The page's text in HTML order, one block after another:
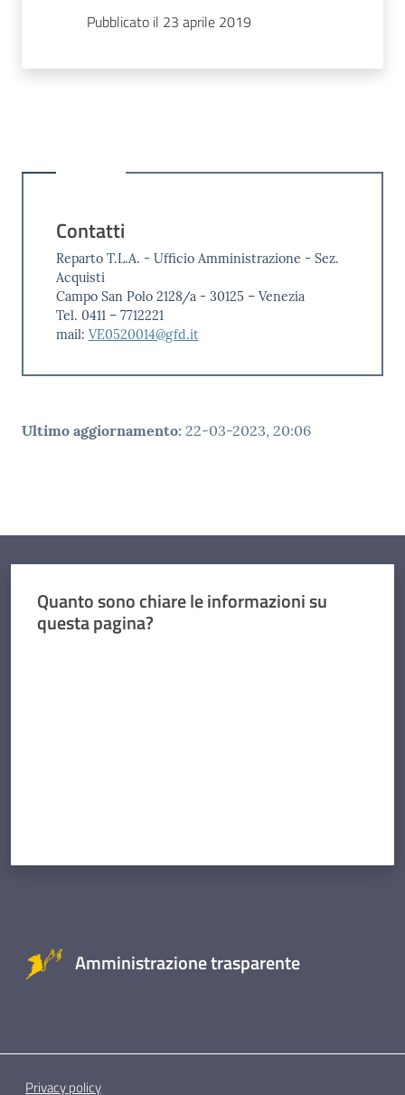
Pubblicato il 23 aprile 2019
Contatti
Reparto T.L.A. - Ufficio Amministrazione - Sez.
Acquisti
Campo San Polo 2128/a - 30125 – Venezia
Tel. 0411 – 7712221
mail: VE0520014@gfd.it
Ultimo aggiornamento: 22-03-2023, 20:06
Quanto sono chiare le informazioni su
questa pagina?
Amministrazione trasparente
Privacy policy